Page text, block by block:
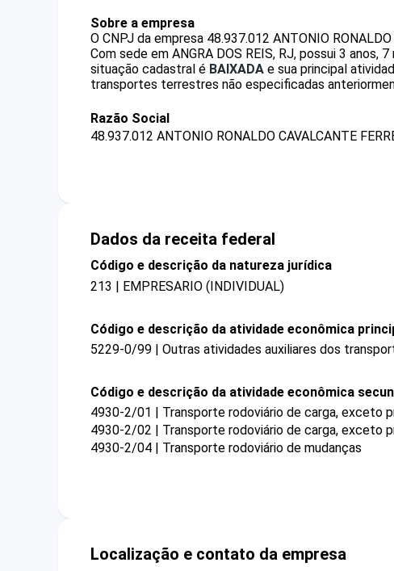
Sobre a empresa
O CNPJ da empresa 48.937.012 ANTONIO
Com sede em ANGRA DOS REIS, RJ, possui 3
situação cadastral é BAIXADA e sua principal
transportes terrestres não especificadas
Razão Social
48.937.012 ANTONIO RONALDO CAVALCANTE
Dados da receita federal
Código e descrição da natureza jurídica
213 | EMPRESARIO (INDIVIDUAL)
Código e descrição da atividade econômica
5229-0/99 | Outras atividades auxiliares dos
Código e descrição da atividade econômica
4930-2/01 | Transporte rodoviário de carga, exceto
4930-2/02 | Transporte rodoviário de carga, exceto
4930-2/04 | Transporte rodoviário de mudanças
Localização e contato da empresa